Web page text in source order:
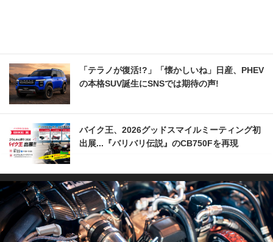
「テラノが復活!?」「懐かしいね」日産、PHEV
の本格SUV誕生にSNSでは期待の声!
バイク王、2026グッドスマイルミーティング初
出展...『バリバリ伝説』のCB750Fを再現